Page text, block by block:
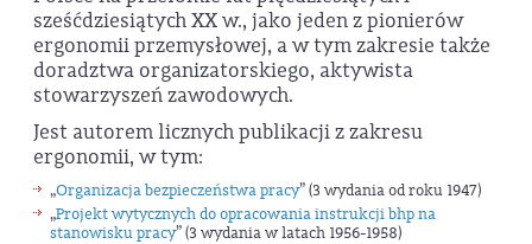
sześćdziesiątych XX w., jako jeden z pionierów
ergonomii przemysłowej, a w tym zakresie także
doradztwa organizatorskiego, aktywista
stowarzyszeń zawodowych.
Jest autorem licznych publikacji z zakresu
ergonomii, w tym:
„Organizacja bezpieczeństwa pracy” (3 wydania od roku 1947)
„Projekt wytycznych do opracowania instrukcji bhp na
stanowisku pracy” (3 wydania w latach 1956-1958)